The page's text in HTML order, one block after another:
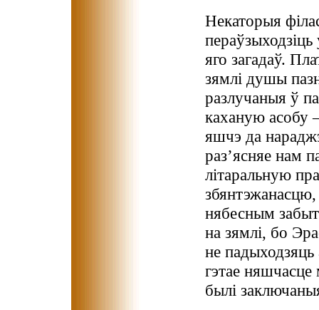
Некаторыя
яго загадаў.
зямлі душы
разлучаныя ў
каханую асобу
яшчэ да
раз’ясняе нам
літаральную
нябесным
на зямлі, бо
не
гэтае
былі